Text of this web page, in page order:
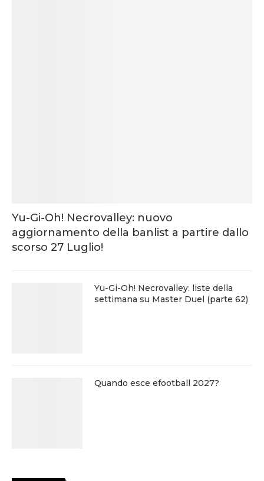
Yu-Gi-Oh! Necrovalley: nuovo
aggiornamento della banlist a partire dallo
scorso 27 Luglio!
Yu-Gi-Oh! Necrovalley: liste della
settimana su Master Duel (parte 62)
Quando esce efootball 2027?